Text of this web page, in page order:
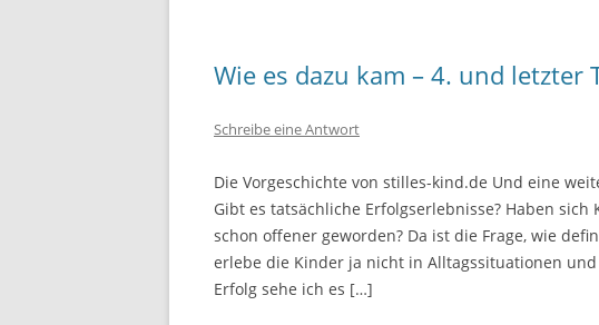
Wie es dazu kam – 4. und letzter
Schreibe eine Antwort
Die Vorgeschichte von stilles-kind.de Und eine
Gibt es tatsächliche Erfolgserlebnisse? Haben
schon offener geworden? Da ist die Frage, wie
erlebe die Kinder ja nicht in Alltagssituationen
Erfolg sehe ich es […]